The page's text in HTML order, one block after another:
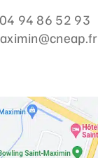
94 86 52 93